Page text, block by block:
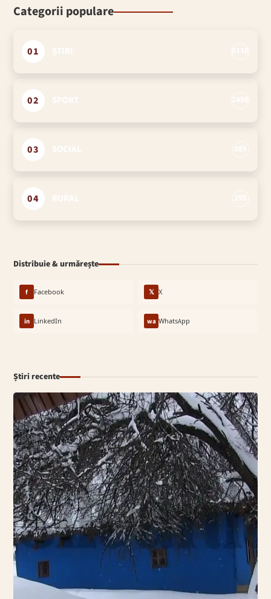
Categorii populare
01
02
03
04
Distribuie & urmărește
f Facebook 𝕏 X
in LinkedIn wa WhatsApp
Știri recente